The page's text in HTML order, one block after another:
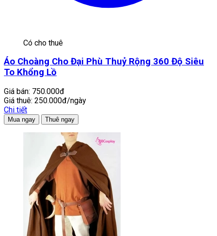
Có cho thuê
Áo Choàng Cho Đại Phù Thuỷ Rộng 360 Độ Siêu
To Khổng Lồ
Giá bán: 750.000đ
Giá thuê: 250.000đ/ngày
Chi tiết
Mua ngay Thuê ngay